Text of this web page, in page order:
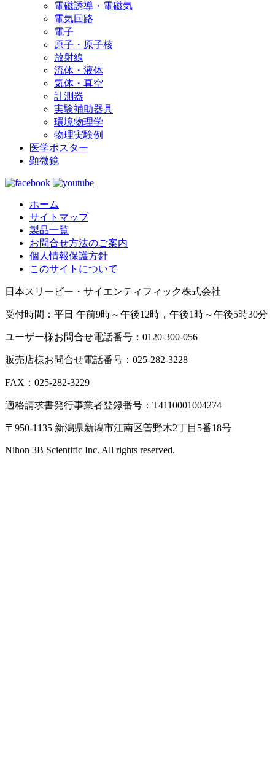
電磁誘導・電磁気
電気回路
電子
原子・原子核
放射線
流体・液体
気体・真空
計測器
実験補助器具
環境物理学
物理実験例
医学ポスター
顕微鏡
ホーム
サイトマップ
製品一覧
お問合せ方法のご案内
個人情報保護方針
このサイトについて
日本スリービー・サイエンティフィック株式会社
受付時間：平日 午前9時～午後12時，午後1時～午後5時30分
ユーザー様お問合せ電話番号：0120-300-056
販売店様お問合せ電話番号：025-282-3228
FAX：025-282-3229
適格請求書発行事業者登録番号：T4110001004274
〒950-1135 新潟県新潟市江南区曽野木2丁目5番18号
Nihon 3B Scientific Inc. All rights reserved.